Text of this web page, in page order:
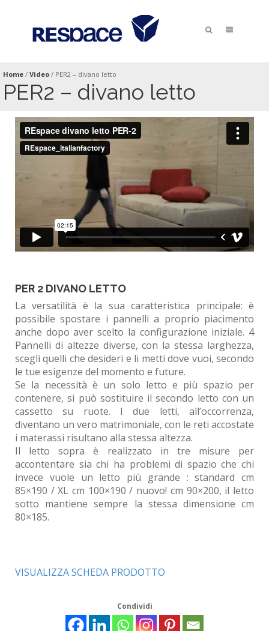
Home / Video / PER2 – divano letto
PER2 – divano letto
PER 2 DIVANO LETTO
La versatilità è la sua caratteristica principale: è
possibile spostare i pannelli a proprio piacimento
anche dopo aver scelto la configurazione iniziale. 4
Pannelli di altezze diverse, con la stessa larghezza,
scegli quelli che desideri e li metti dove vuoi, secondo
le tue esigenze del momento e future.
Se la necessità è un solo letto e più spazio per
contenere, si può sostituire il secondo letto con un
cassetto su ruote. I due letti, all’occorrenza,
diventano un vero matrimoniale, con le reti accostate
i materassi risultano alla stessa altezza.
Il letto sopra è realizzato in tre misure per
accontentare sia chi ha problemi di spazio che chi
invece vuole un letto più grande : standard cm
85×190 / XL cm 100×190 / nuovo! cm 90×200, il letto
sotto mantiene sempre la stessa dimensione cm
80×185.
VISUALIZZA SCHEDA PRODOTTO
Condividi